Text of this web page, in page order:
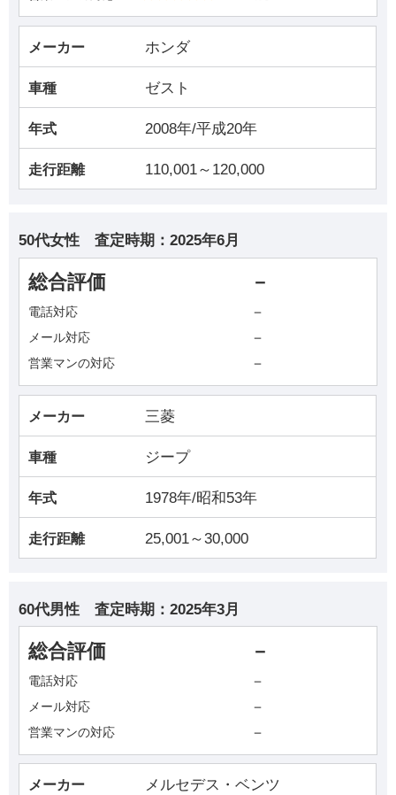
メーカー ホンダ
車種 ゼスト
年式 2008年/平成20年
走行距離 110,001～120,000
50代女性 査定時期： 2025年6月
総合評価 －
電話対応 －
メール対応 －
営業マンの対応 －
メーカー 三菱
車種 ジープ
年式 1978年/昭和53年
走行距離 25,001～30,000
60代男性 査定時期： 2025年3月
総合評価 －
電話対応 －
メール対応 －
営業マンの対応 －
メーカー メルセデス・ベンツ